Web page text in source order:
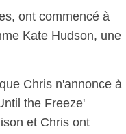
ont commencé à
Kate Hudson, une
Chris n'annonce à
the Freeze'
et Chris ont